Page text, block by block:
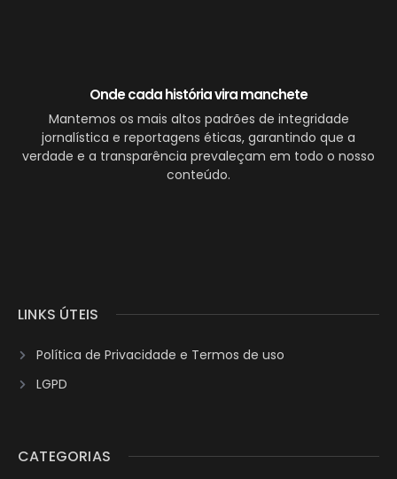
Onde cada história vira manchete
Mantemos os mais altos padrões de integridade
jornalística e reportagens éticas, garantindo que a
verdade e a transparência prevaleçam em todo o nosso
conteúdo.
LINKS ÚTEIS
Política de Privacidade e Termos de uso
LGPD
CATEGORIAS